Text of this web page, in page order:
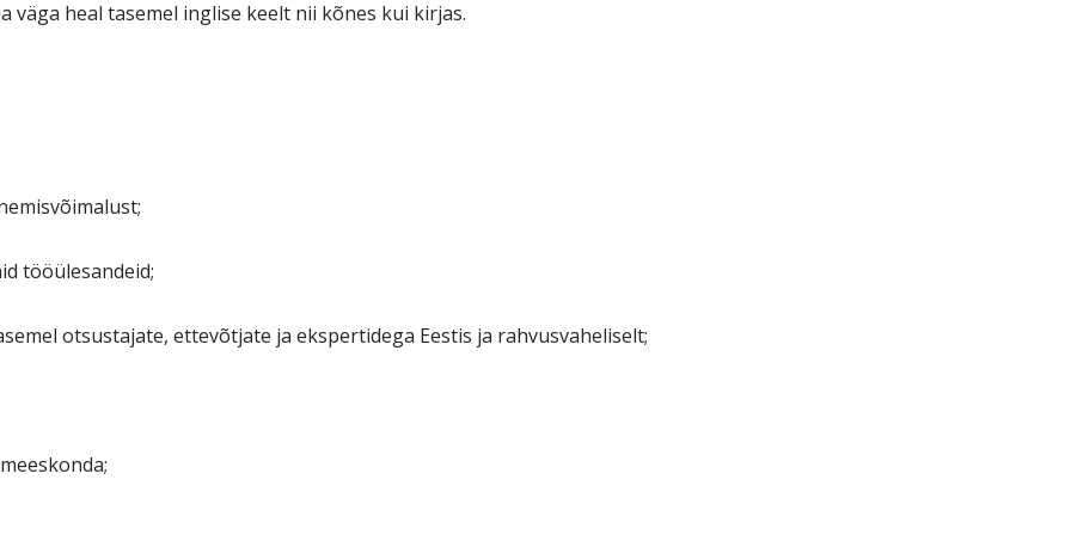
väga heal tasemel inglise keelt nii kõnes kui kirjas.
tööülesandeid;
otsustajate, ettevõtjate ja ekspertidega Eestis ja rahvusvaheliselt;